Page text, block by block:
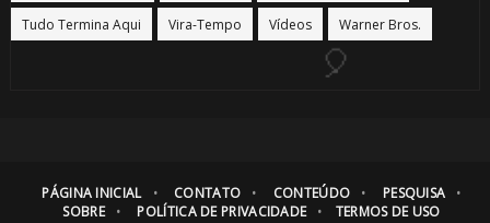
Tudo Termina Aqui Vira-Tempo Vídeos Warner Bros.
PÁGINA INICIAL CONTATO CONTEÚDO
PESQUISA
SOBRE
POLÍTICA DE PRIVACIDADE TERMOS DE USO